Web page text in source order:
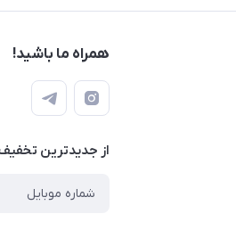
همراه ما باشید!
از جدید‌ترین